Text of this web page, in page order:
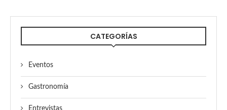
CATEGORÍAS
Eventos
Gastronomía
Entrevistas